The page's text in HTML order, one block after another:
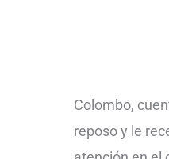
Colombo,
reposo y le